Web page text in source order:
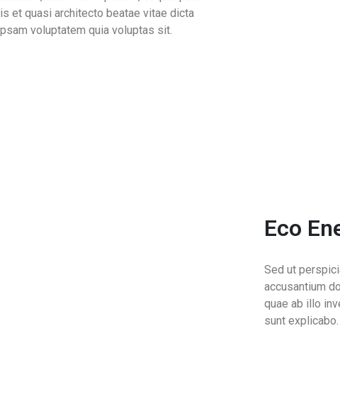
et quasi architecto beatae vitae dicta
voluptatem quia voluptas sit.
Eco
Sed ut
accusantium
quae ab illo
sunt